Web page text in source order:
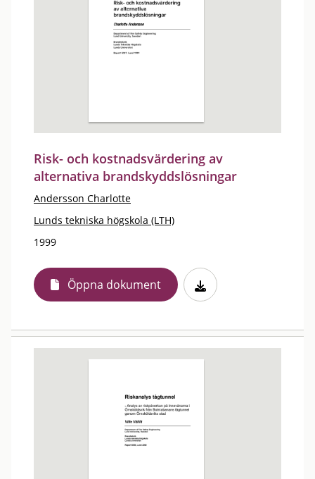
Risk- och kostnadsvärdering av
alternativa brandskyddslösningar
Andersson Charlotte
Lunds tekniska högskola (LTH)
1999
Öppna dokument